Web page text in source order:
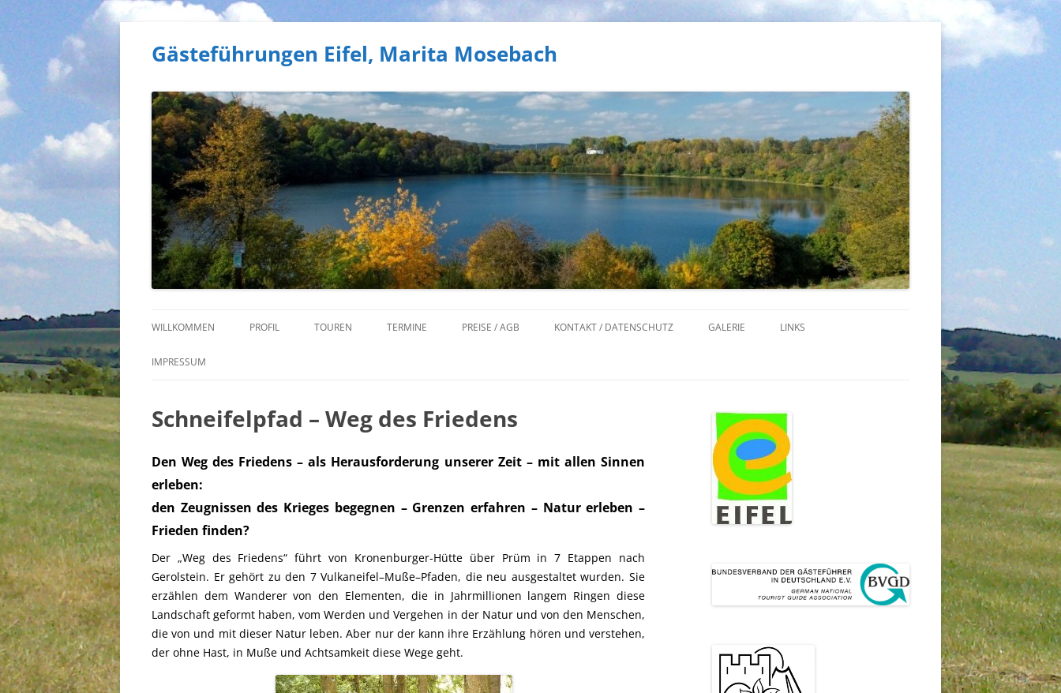
Gästeführungen Eifel, Marita Mosebach
Inhalt
WILLKOMMEN PROFIL TOUREN
VULKANEIFEL
RAUM SCHNEIFEL / BLEIALF / ISLEK
BLANKENHEIM
SÜDEIFEL UND LUXEMBURG
TERMINE PREISE / AGB KONTAKT / DATENSCHUTZ GALERIE LINKS
IMPRESSUM
Schneifelpfad – Weg des Friedens
Den Weg des Friedens – als Herausforderung unserer Zeit – mit allen Sinnen
erleben:
den Zeugnissen des Krieges begegnen – Grenzen erfahren – Natur erleben –
Frieden finden?
Der „Weg des Friedens“ führt von Kronenburger-Hütte über Prüm in 7 Etappen nach
Gerolstein. Er gehört zu den 7 Vulkaneifel–Muße–Pfaden, die neu ausgestaltet wurden. Sie
erzählen dem Wanderer von den Elementen, die in Jahrmillionen langem Ringen diese
Landschaft geformt haben, vom Werden und Vergehen in der Natur und von den Menschen,
die von und mit dieser Natur leben. Aber nur der kann ihre Erzählung hören und verstehen,
der ohne Hast, in Muße und Achtsamkeit diese Wege geht.